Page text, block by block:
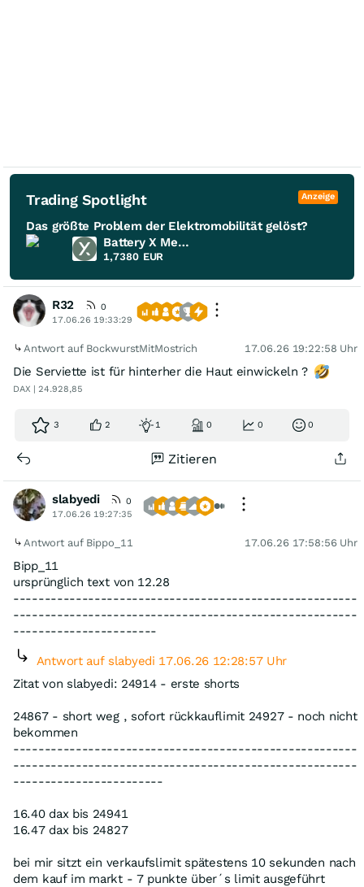
Trading Spotlight Anzeige
Das größte Problem der Elektromobilität gelöst?
Battery X Metals
1,7380 EUR
R32
0
17.06.26 19:33:29
Antwort auf BockwurstMitMostrich 17.06.26 19:22:58 Uhr
Die Serviette ist für hinterher die Haut einwickeln ?
DAX | 24.928,85
3 2 1 0 0 0
Zitieren
slabyedi
0
17.06.26 19:27:35
Antwort auf Bippo_11 17.06.26 17:58:56 Uhr
Bipp_11
ursprünglich text von 12.28
-------------------------------------------------------
-------------------------------------------------------
-----------------------
Antwort auf slabyedi 17.06.26 12:28:57 Uhr
Zitat von slabyedi: 24914 - erste shorts
24867 - short weg , sofort rückkauflimit 24927 - noch nicht
bekommen
-------------------------------------------------------
-------------------------------------------------------
------------------------
16.40 dax bis 24941
16.47 dax bis 24827
bei mir sitzt ein verkaufslimit spätestens 10 sekunden nach
dem kauf im markt - 7 punkte über´s limit ausgeführt